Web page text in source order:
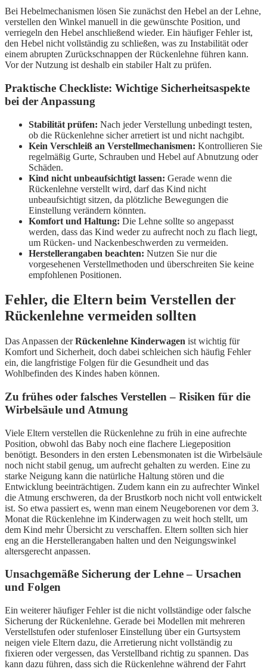
Bei Hebelmechanismen lösen Sie zunächst den Hebel an der Lehne,
verstellen den Winkel manuell in die gewünschte Position, und
verriegeln den Hebel anschließend wieder. Ein häufiger Fehler ist,
den Hebel nicht vollständig zu schließen, was zu Instabilität oder
einem abrupten Zurückschnappen der Rückenlehne führen kann.
Vor der Nutzung ist deshalb ein stabiler Halt zu prüfen.
Praktische Checkliste: Wichtige Sicherheitsaspekte
bei der Anpassung
Stabilität prüfen: Nach jeder Verstellung unbedingt testen,
ob die Rückenlehne sicher arretiert ist und nicht nachgibt.
Kein Verschleiß an Verstellmechanismen: Kontrollieren Sie
regelmäßig Gurte, Schrauben und Hebel auf Abnutzung oder
Schäden.
Kind nicht unbeaufsichtigt lassen: Gerade wenn die
Rückenlehne verstellt wird, darf das Kind nicht
unbeaufsichtigt sitzen, da plötzliche Bewegungen die
Einstellung verändern könnten.
Komfort und Haltung: Die Lehne sollte so angepasst
werden, dass das Kind weder zu aufrecht noch zu flach liegt,
um Rücken- und Nackenbeschwerden zu vermeiden.
Herstellerangaben beachten: Nutzen Sie nur die
vorgesehenen Verstellmethoden und überschreiten Sie keine
empfohlenen Positionen.
Fehler, die Eltern beim Verstellen der
Rückenlehne vermeiden sollten
Das Anpassen derRückenlehne Kinderwagen ist wichtig für
Komfort und Sicherheit, doch dabei schleichen sich häufig Fehler
ein, die langfristige Folgen für die Gesundheit und das
Wohlbefinden des Kindes haben können.
Zu frühes oder falsches Verstellen – Risiken für die
Wirbelsäule und Atmung
Viele Eltern verstellen die Rückenlehne zu früh in eine aufrechte
Position, obwohl das Baby noch eine flachere Liegeposition
benötigt. Besonders in den ersten Lebensmonaten ist die Wirbelsäule
noch nicht stabil genug, um aufrecht gehalten zu werden. Eine zu
starke Neigung kann die natürliche Haltung stören und die
Entwicklung beeinträchtigen. Zudem kann ein zu aufrechter Winkel
die Atmung erschweren, da der Brustkorb noch nicht voll entwickelt
ist. So etwa passiert es, wenn man einem Neugeborenen vor dem 3.
Monat die Rückenlehne im Kinderwagen zu weit hoch stellt, um
dem Kind mehr Übersicht zu verschaffen. Eltern sollten sich hier
eng an die Herstellerangaben halten und den Neigungswinkel
altersgerecht anpassen.
Unsachgemäße Sicherung der Lehne – Ursachen
und Folgen
Ein weiterer häufiger Fehler ist die nicht vollständige oder falsche
Sicherung der Rückenlehne. Gerade bei Modellen mit mehreren
Verstellstufen oder stufenloser Einstellung über ein Gurtsystem
neigen viele Eltern dazu, die Arretierung nicht vollständig zu
fixieren oder vergessen, das Verstellband richtig zu spannen. Das
kann dazu führen, dass sich die Rückenlehne während der Fahrt